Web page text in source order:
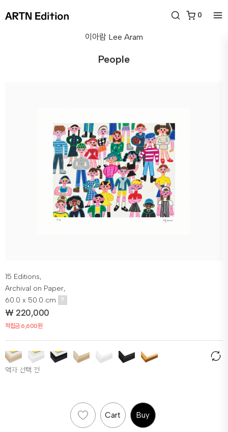
0
이아람 Lee Aram
People
15 Editions,
Archival on Paper,
60.0 x 50.0 cm
?
₩ 220,000
적립금 6,600원
액자 선택 전
Cart Buy